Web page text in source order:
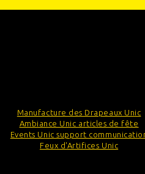
Manufacture des Drapeaux Unic
Ambiance Unic articles de fête
Events Unic support
Feux d'Artifices Unic